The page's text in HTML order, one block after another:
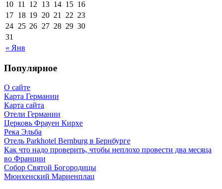
« Янв
10 11 12 13 14 15 16
17 18 19 20 21 22 23
24 25 26 27 28 29 30
31
Популярное
О сайте
Карта Германии
Карта сайта
Отели Германии
Церковь Фрауен Кирхе
Река Эльба
Отель Parkhotel Bernburg в Бернбурге
Как что надо проверить, чтобы неплохо провести два месяца
во Франции
Собор Святой Богородицы
Мюнхенский Мариенплац